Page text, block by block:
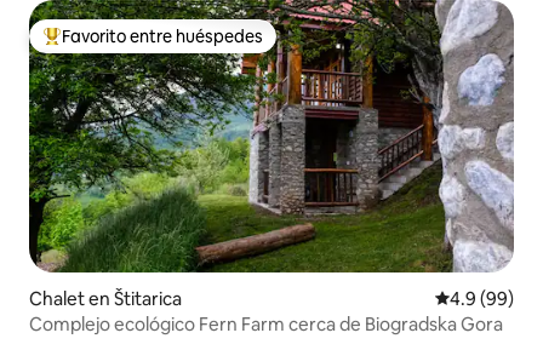
De los mejores en Favorito entre huéspedes
Favorito entre huéspedes
Chalet en Štitarica Calificación
4.9 (99)
Complejo ecológico Fern Farm cerca de Biogradska Gora